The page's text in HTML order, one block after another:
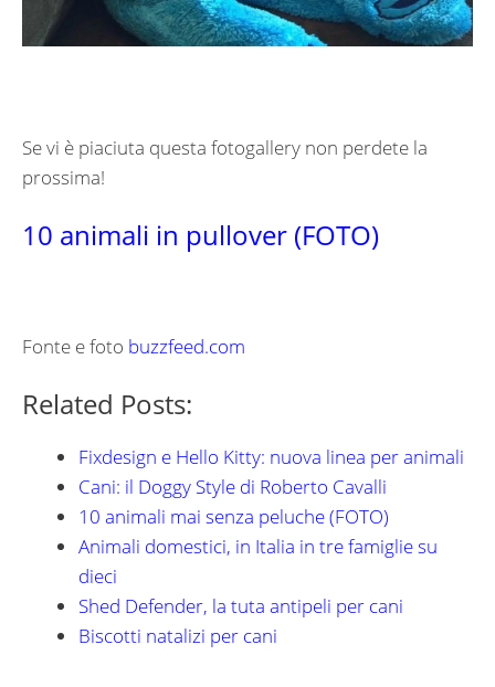
Se vi è piaciuta questa fotogallery non perdete la
prossima!
10 animali in pullover (FOTO)
Fonte e foto buzzfeed.com
Related Posts:
Fixdesign e Hello Kitty: nuova linea per animali
Cani: il Doggy Style di Roberto Cavalli
10 animali mai senza peluche (FOTO)
Animali domestici, in Italia in tre famiglie su
dieci
Shed Defender, la tuta antipeli per cani
Biscotti natalizi per cani